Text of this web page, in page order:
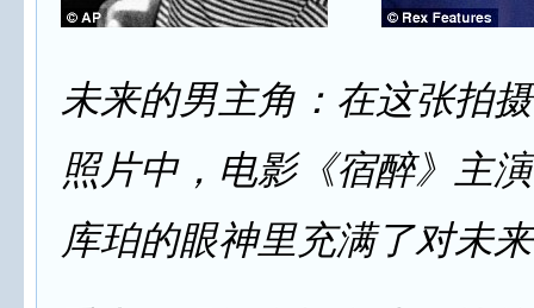
未来的男主角：在这张拍
照片中，电影《宿醉》主
库珀的眼神里充满了对未